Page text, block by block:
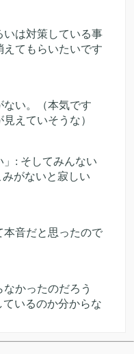
は対策している事
えてもらいたいです
い。（本気です
えていそうな）
」: そしてみんない
がないと寂しい
音だと思ったので
かったのだろう
いるのか分からな